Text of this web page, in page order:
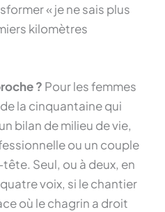
« je ne sais plus
kilomètres
? Pour les femmes
la cinquantaine qui
bilan de milieu de vie,
ou un couple
Seul, ou à deux, en
voix, si le chantier
où le chagrin a droit